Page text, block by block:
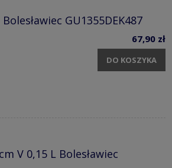
GU1355DEK487
67,90 zł
DO KOSZYKA
V 0,15 L Bolesławiec